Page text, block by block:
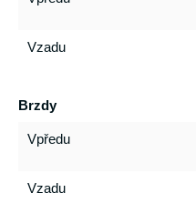
Vzadu
Brzdy
Vpředu
Vzadu